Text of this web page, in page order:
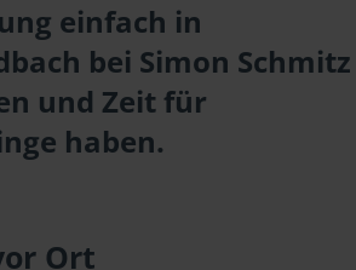
einfach in
bei Simon Schmitz
und Zeit für
haben.
Ort